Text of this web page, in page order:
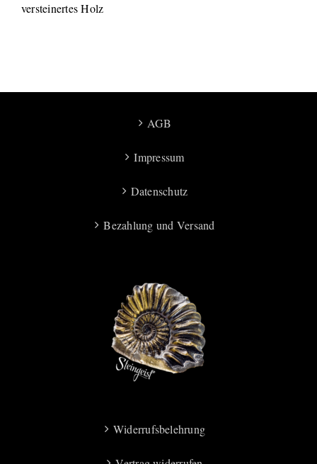
versteinertes Holz
AGB
Impressum
Datenschutz
Bezahlung und Versand
Widerrufsbelehrung